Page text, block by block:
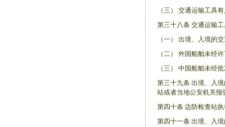
（三） 交通运输工具
第三十八条 交通运输
（一） 出境、入境的
（二） 外国船舶未经
（三） 中国船舶未经
第三十九条 出境、入
站或者当地公安机关
第四十条 边防检查站
第四十一条 出境、入